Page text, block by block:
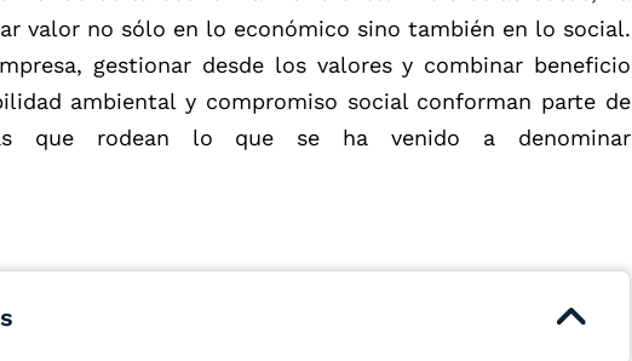
valor no sólo en lo económico sino también en lo social.
gestionar desde los valores y combinar beneficio
ambiental y compromiso social conforman parte de
que rodean lo que se ha venido a denominar